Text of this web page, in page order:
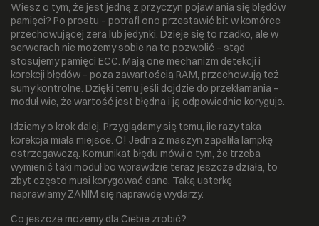
Wiesz o tym, że jest jedną z przyczyn pojawiania się błędów
pamięci? Po prostu – potrafi ono przestawić bit w komórce
przechowującej zera lub jedynki. Dzieje się to rzadko, ale w
serwerach nie możemy sobie na to pozwolić – stąd
stosujemy pamięci ECC. Mają one mechanizm detekcji i
korekcji błędów – poza zawartością RAM, przechowują też
sumy kontrolne. Dzięki temu jeśli dojdzie do przekłamania –
moduł wie, że wartość jest błędna i ją odpowiednio koryguje.
Idziemy o krok dalej. Przyglądamy się temu, ile razy taka
korekcja miała miejsce. O! Jedna z maszyn zapaliła lampkę
ostrzegawczą. Komunikat błędu mówi o tym, że trzeba
wymienić taki moduł bo wprawdzie teraz jeszcze działa, to
zbyt często musi korygować dane. Taką usterkę
naprawiamy ZANIM się naprawdę wydarzy.
Co jeszcze możemy dla Ciebie zrobić?